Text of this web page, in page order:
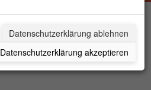
Datenschutzerklärung ablehnen
Datenschutzerklärung akzeptieren